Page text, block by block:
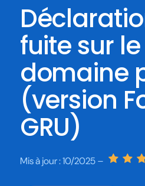
fuite sur le
domaine
(version
GRU)
Mis à jour :10/2025 –